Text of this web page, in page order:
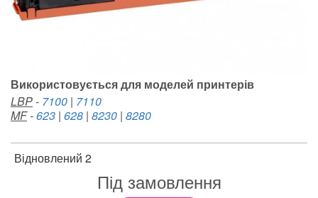
Використовується для моделей принтерів
LBP - 7100 | 7110
MF-623 | 628 | 8230 | 8280
Відновлений 2
Під замовлення